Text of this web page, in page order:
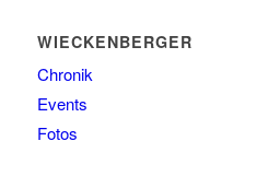
WIECKENBERGER
Chronik
Events
Fotos